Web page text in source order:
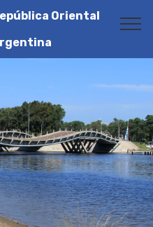
Oriental